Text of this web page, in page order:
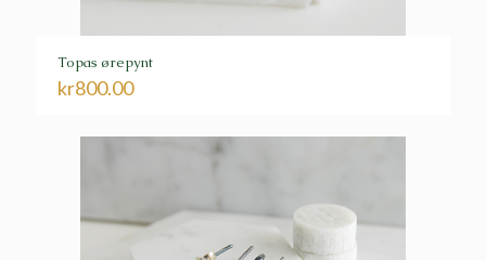
Topas ørepynt
kr800.00